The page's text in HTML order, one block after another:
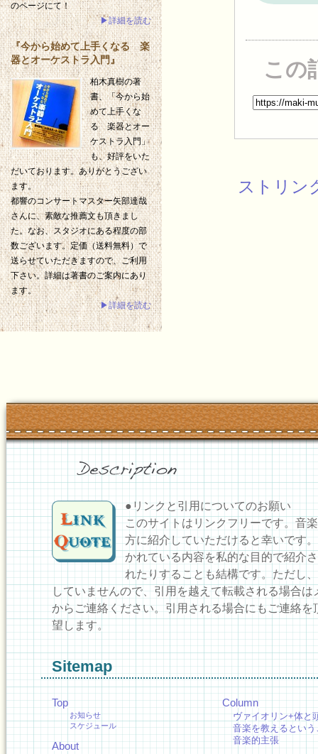
この
ストリン
のページにて！
▶詳細を読む
『今から始めて上手くなる 楽
器とオーケストラ入門』
柏木真樹の著
書、「今から始
めて上手くな
る 楽器とオー
ケストラ入門」
も、好評をいた
だいております。ありがとうござい
ます。
都響のコンサートマスター矢部達哉
さんに、素敵な推薦文も頂きまし
た。なお、スタジオにある程度の部
数ございます。定価（送料無料）で
送らせていただきますので、ご利用
下さい。詳細は著書のご案内にあり
ます。
▶詳細を読む
●リンクと引用についてのお願い
このサイトはリンクフリーです。音
方に紹介していただけると幸いです
かれている内容を私的な目的で紹介
れたりすることも結構です。ただし
していませんので、引用を越えて転載される場合は
からご連絡ください。引用される場合にもご連絡を
望します。
Sitemap
Top
お知らせ
スケジュール
About
Column
ヴァイオリン+体と
音楽を教えるという
音楽的主張